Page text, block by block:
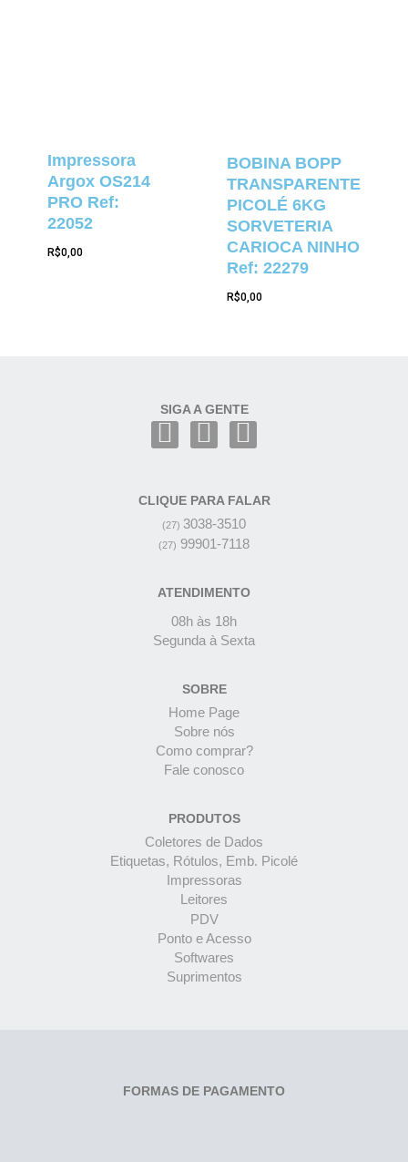
Impressora
Argox OS214
PRO Ref:
22052
R$0,00
BOBINA BOPP
TRANSPARENTE
PICOLÉ 6KG
SORVETERIA
CARIOCA NINHO
Ref: 22279
R$0,00
SIGA A GENTE
CLIQUE PARA FALAR
(27) 3038-3510
(27) 99901-7118
ATENDIMENTO
08h às 18h
Segunda à Sexta
SOBRE
Home Page
Sobre nós
Como comprar?
Fale conosco
PRODUTOS
Coletores de Dados
Etiquetas, Rótulos, Emb. Picolé
Impressoras
Leitores
PDV
Ponto e Acesso
Softwares
Suprimentos
FORMAS DE PAGAMENTO